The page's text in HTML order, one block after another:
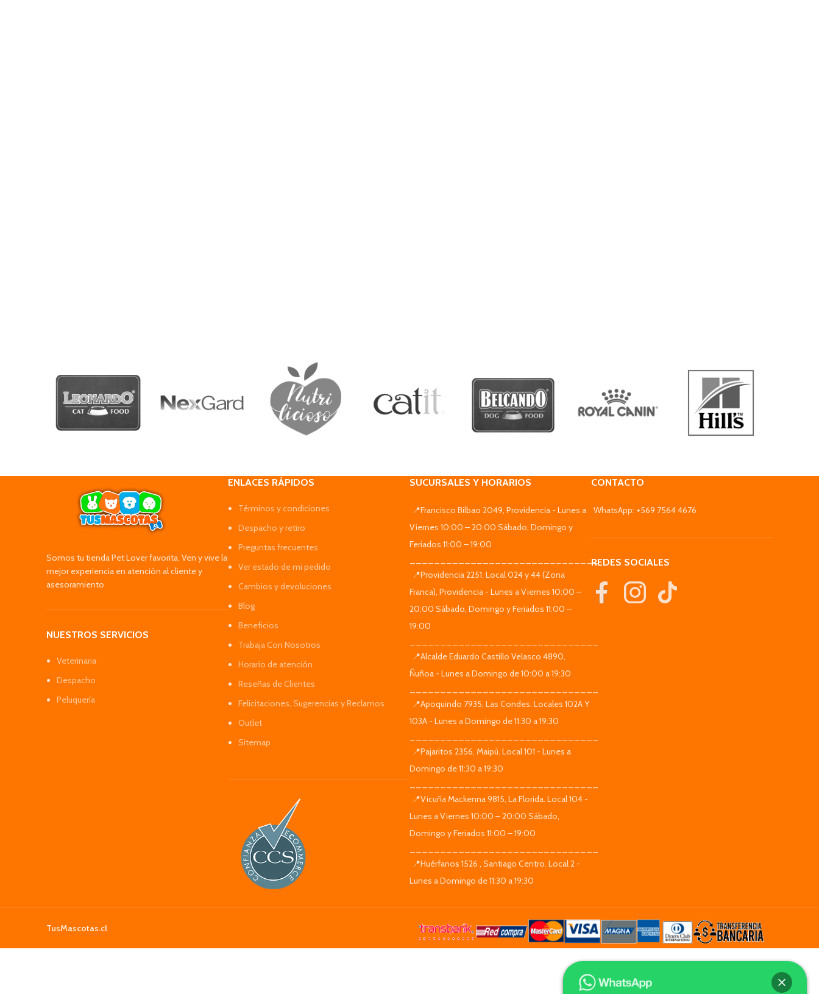
Somos tu tienda Pet Lover favorita. Ven y vive la
mejor experiencia en atención al cliente y
asesoramiento
NUESTROS SERVICIOS
Veterinaria
Despacho
Peluquería
ENLACES RÁPIDOS
Términos y condiciones
Despacho y retiro
Preguntas frecuentes
Ver estado de mi pedido
Cambios y devoluciones
Blog
Beneficios
Trabaja Con Nosotros
Horario de atención
Reseñas de Clientes
Felicitaciones, Sugerencias y Reclamos
Outlet
Sitemap
SUCURSALES Y HORARIOS
📍Francisco Bilbao 2049, Providencia - Lunes a
Viernes 10:00 – 20:00 Sábado, Domingo y
Feriados 11:00 – 19:00
_______________________________
📍Providencia 2251. Local 024 y 44 (Zona
Franca), Providencia - Lunes a Viernes 10:00 –
20:00 Sábado, Domingo y Feriados 11:00 –
19:00
📍Alcalde Eduardo Castillo Velasco 4890,
Ñuñoa - Lunes a Domingo de 10:00 a 19:30
📍Apoquindo 7935, Las Condes. Locales 102A Y
103A - Lunes a Domingo de 11:30 a 19:30
📍Pajaritos 2356, Maipú. Local 101 - Lunes a
Domingo de 11:30 a 19:30
📍Vicuña Mackenna 9815, La Florida. Local 104 -
Lunes a Viernes 10:00 – 20:00 Sábado,
Domingo y Feriados 11:00 – 19:00
📍Huérfanos 1526 , Santiago Centro. Local 2 -
Lunes a Domingo de 11:30 a 19:30
CONTACTO
WhatsApp: +569 7564 4676
REDES SOCIALES
TusMascotas.cl